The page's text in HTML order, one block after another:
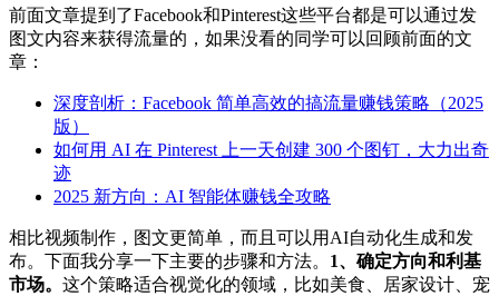
前面文章提到了Facebook和Pinterest这些平台都是可以通过发
图文内容来获得流量的，如果没看的同学可以回顾前面的文
章：
深度剖析：Facebook 简单高效的搞流量赚钱策略（2025
版）
如何用 AI 在 Pinterest 上一天创建 300 个图钉，大力出奇
迹
2025 新方向：AI 智能体赚钱全攻略
相比视频制作，图文更简单，而且可以用AI自动化生成和发
布。下面我分享一下主要的步骤和方法。 1、确定方向和利基
市场。 这个策略适合视觉化的领域，比如美食、居家设计、宠